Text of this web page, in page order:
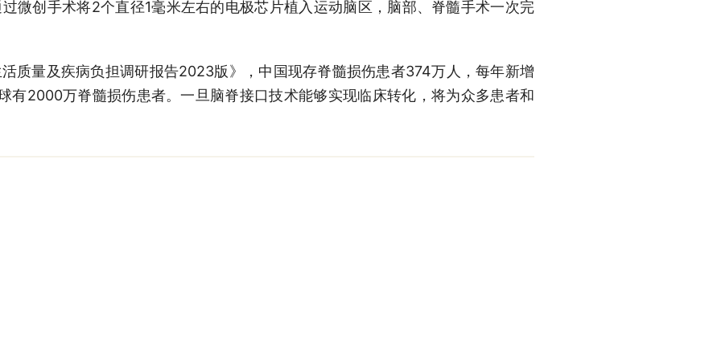
微创手术将2个直径1毫米左右的电极芯片植入运动脑区，脑部、脊髓手术一次完
质量及疾病负担调研报告2023版》，中国现存脊髓损伤患者374万人，每年新增
有2000万脊髓损伤患者。一旦脑脊接口技术能够实现临床转化，将为众多患者和